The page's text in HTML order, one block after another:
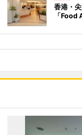
香港・
「Food